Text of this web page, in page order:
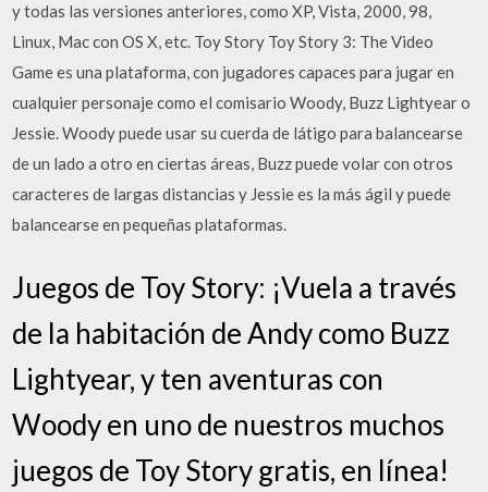
y todas las versiones anteriores, como XP, Vista, 2000, 98,
Linux, Mac con OS X, etc. Toy Story Toy Story 3: The Video
Game es una plataforma, con jugadores capaces para jugar en
cualquier personaje como el comisario Woody, Buzz Lightyear o
Jessie. Woody puede usar su cuerda de látigo para balancearse
de un lado a otro en ciertas áreas, Buzz puede volar con otros
caracteres de largas distancias y Jessie es la más ágil y puede
balancearse en pequeñas plataformas.
Juegos de Toy Story: ¡Vuela a través
de la habitación de Andy como Buzz
Lightyear, y ten aventuras con
Woody en uno de nuestros muchos
juegos de Toy Story gratis, en línea!